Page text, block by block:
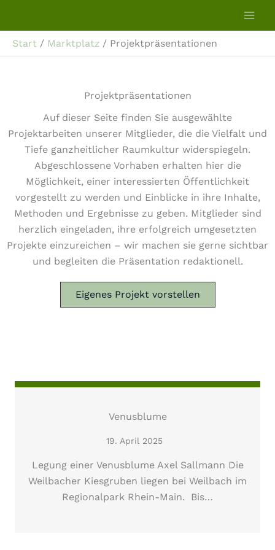
springen
Start Marktplatz Projektpräsentationen
Projektpräsentationen
Auf dieser Seite finden Sie ausgewählte
Projektarbeiten unserer Mitglieder, die die Vielfalt und
Tiefe ganzheitlicher Raumkultur widerspiegeln.
Abgeschlossene Vorhaben erhalten hier die
Möglichkeit, einer interessierten Öffentlichkeit
vorgestellt zu werden und Einblicke in ihre Inhalte,
Methoden und Ergebnisse zu geben. Mitglieder sind
herzlich eingeladen, ihre erfolgreich umgesetzten
Projekte einzureichen – wir machen sie gerne sichtbar
und begleiten die Präsentation redaktionell.
Eigenes Projekt vorstellen
Venusblume
19. April 2025
Legung einer Venusblume Axel Sallmann Die
Weilbacher Kiesgruben liegen bei Weilbach im
Regionalpark Rhein-Main. Bis…